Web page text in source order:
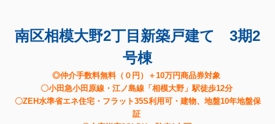
南区相模大野2丁目新築戸建て 3期2
号棟
◎仲介手数料無料（０円）＋10万円商品券対象
〇小田急小田原線・江ノ島線「相模大野」駅徒歩12分
〇ZEH水準省エネ住宅・フラット35S利用可・建物、地盤10年地盤保
証